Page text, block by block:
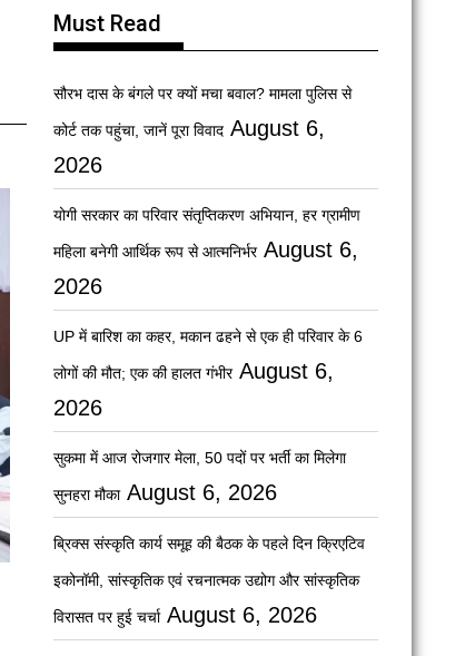
Must Read
सौरभ दास के बंगले पर क्यों मचा बवाल? मामला पुलिस से
कोर्ट तक पहुंचा, जानें पूरा विवाद August 6,
2026
योगी सरकार का परिवार संतृप्तिकरण अभियान, हर ग्रामीण
महिला बनेगी आर्थिक रूप से आत्मनिर्भर August 6,
2026
UP में बारिश का कहर, मकान ढहने से एक ही परिवार के 6
लोगों की मौत; एक की हालत गंभीर August 6,
2026
सुकमा में आज रोजगार मेला, 50 पदों पर भर्ती का मिलेगा
सुनहरा मौका August 6, 2026
ब्रिक्स संस्कृति कार्य समूह की बैठक के पहले दिन क्रिएटिव
इकोनॉमी, सांस्कृतिक एवं रचनात्मक उद्योग और सांस्कृतिक
विरासत पर हुई चर्चा August 6, 2026